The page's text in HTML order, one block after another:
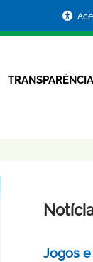
TRANSPARÊNCIA
Jogos